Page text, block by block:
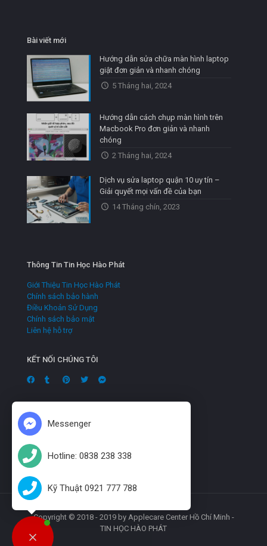
Bài viết mới
Hướng dẫn sửa chữa màn hình laptop
giật đơn giản và nhanh chóng
5 Tháng hai, 2024
Hướng dẫn cách chụp màn hình trên
Macbook Pro đơn giản và nhanh
chóng
2 Tháng hai, 2024
Dịch vụ sửa laptop quận 10 uy tín –
Giải quyết mọi vấn đề của bạn
14 Tháng chín, 2023
Thông Tin Tin Học Hào Phát
Giới Thiệu Tin Học Hào Phát
Chính sách bảo hành
Điều Khoản Sử Dụng
Chính sách bảo mật
Liên hệ hỗ trợ
KẾT NỐI CHÚNG TÔI
Copyright © 2018 - 2019 by Applecare Center Hồ Chí Minh -
TIN HỌC HÀO PHÁT
Messenger
Hotline: 0838 238 338
Kỹ Thuật 0921 777 788